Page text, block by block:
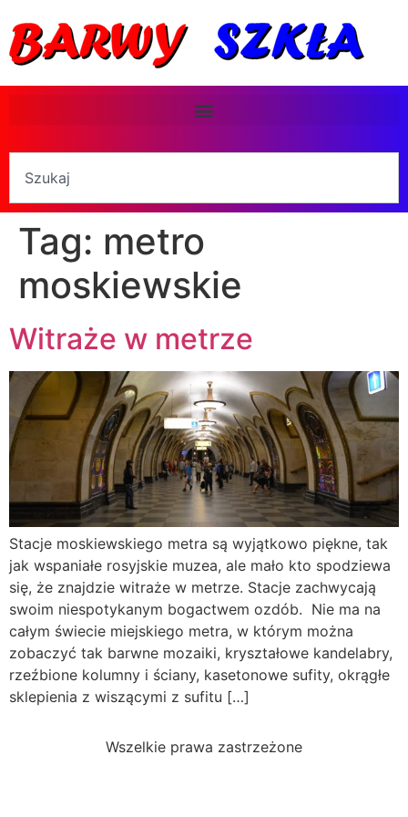
Tag: metro
moskiewskie
Witraże w metrze
Stacje moskiewskiego metra są wyjątkowo piękne, tak
jak wspaniałe rosyjskie muzea, ale mało kto spodziewa
się, że znajdzie witraże w metrze. Stacje zachwycają
swoim niespotykanym bogactwem ozdób. Nie ma na
całym świecie miejskiego metra, w którym można
zobaczyć tak barwne mozaiki, kryształowe kandelabry,
rzeźbione kolumny i ściany, kasetonowe sufity, okrągłe
sklepienia z wiszącymi z sufitu […]
Wszelkie prawa zastrzeżone